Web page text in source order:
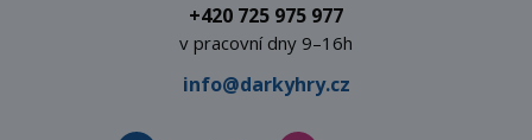
+420 725 975 977
v pracovní dny 9–16h
info@darkyhry.cz